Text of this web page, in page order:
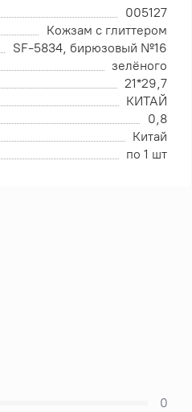
005127
Кожзам с глиттером
SF-5834, бирюзовый №16
зелёного
21*29,7
КИТАЙ
0,8
Китай
по 1 шт
0